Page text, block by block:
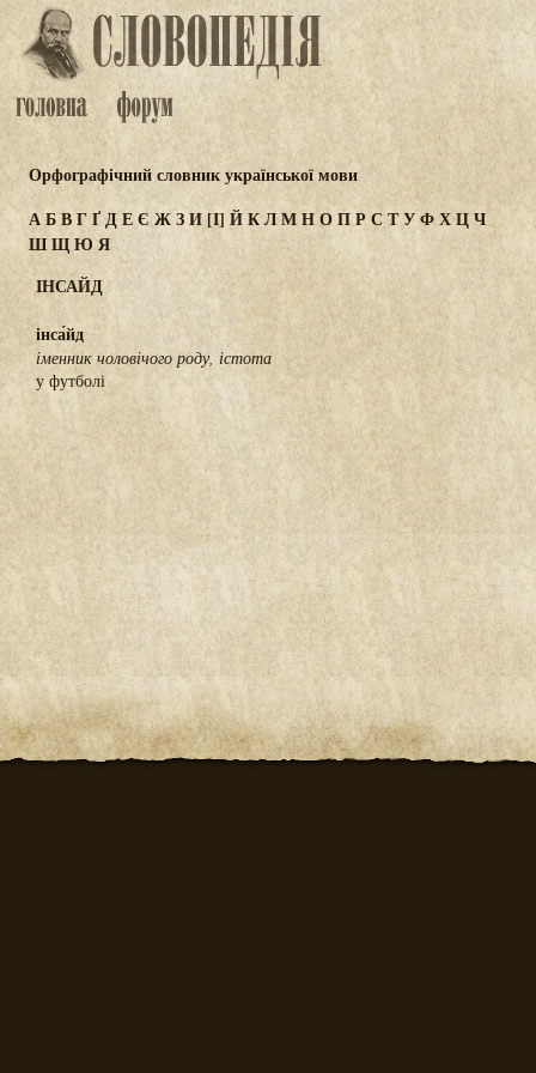
Орфографічний словник української мови
АБВГҐДЕЄ ЖЗИ[І] ЙКЛМНОПР СТУФХЦЧ
ШЩЮЯ
ІНСАЙД
інса́йд
іменник чоловічого роду, істота
у футболі